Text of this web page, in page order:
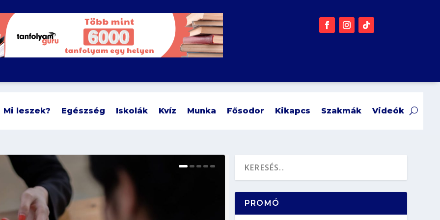
Mi leszek? Egészség Iskolák Kvíz Munka Fősodor Kikapcs Szakmák Videók
PROMÓ